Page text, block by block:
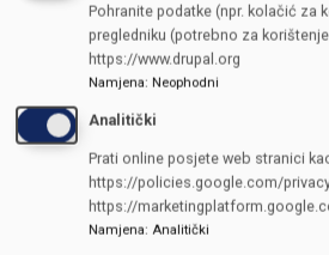
KONTAKTI
SKUPŠTINA
Adresa: Sarajevo, Reisa Džemaludina
Pohranite podatke (npr. kolačić za
pregledniku (potrebno za
https://www.drupal.org
Namjena: Neophodni
Analitički
Prati online posjete web stranici
https://policies.google.com/
https://
Namjena: Analitički